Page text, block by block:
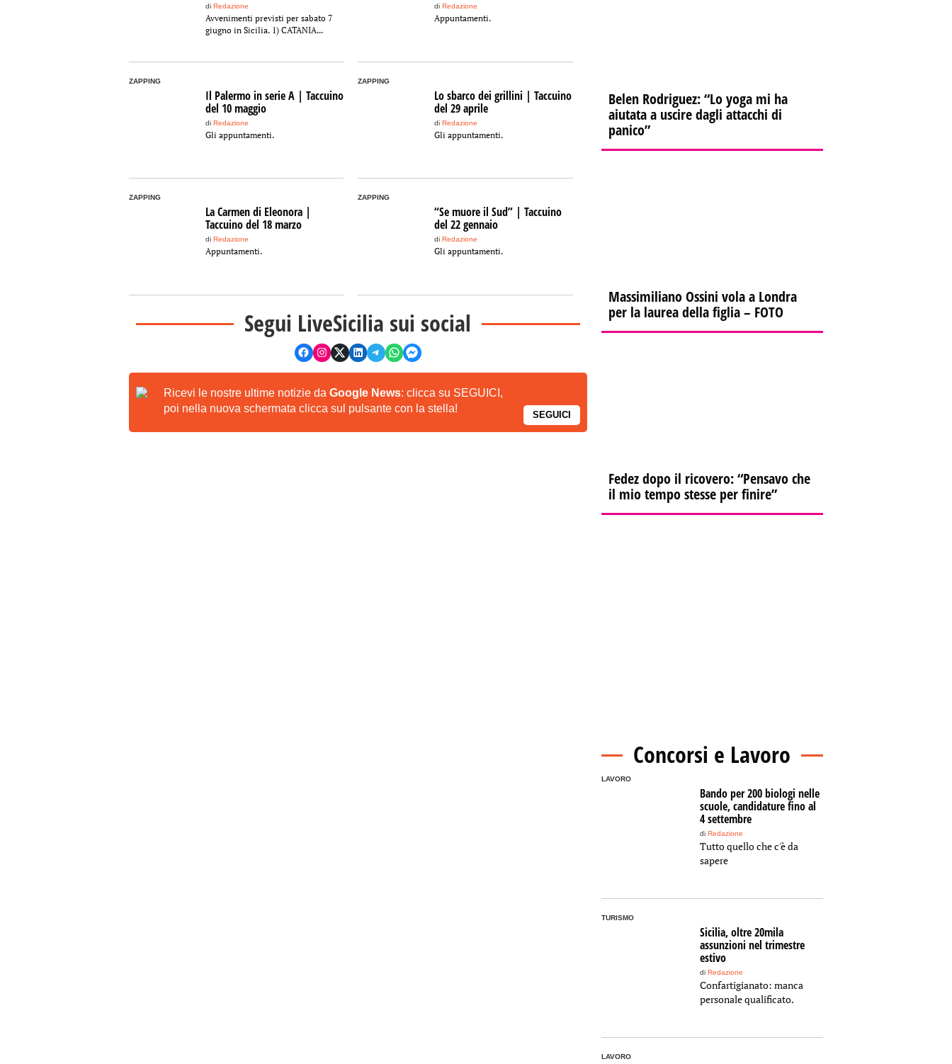
di Redazione
Avvenimenti previsti per sabato 7
giugno in Sicilia. 1) CATANIA...
diRedazione
Appuntamenti.
ZAPPING
Il Palermo in serie A | Taccuino
del 10 maggio
di Redazione
Gli appuntamenti.
ZAPPING
Lo sbarco dei grillini | Taccuino
del 29 aprile
diRedazione
Gli appuntamenti.
ZAPPING
La Carmen di Eleonora |
Taccuino del 18 marzo
di Redazione
Appuntamenti.
ZAPPING
“Se muore il Sud” | Taccuino
del 22 gennaio
diRedazione
Gli appuntamenti.
Segui LiveSicilia sui social
Ricevi le nostre ultime notizie da Google News: clicca su SEGUICI,
poi nella nuova schermata clicca sul pulsante con la stella!
SEGUICI
Belen Rodriguez: “Lo yoga mi ha
aiutata a uscire dagli attacchi di
panico”
Massimiliano Ossini vola a Londra
per la laurea della figlia – FOTO
Fedez dopo il ricovero: “Pensavo che
il mio tempo stesse per finire”
Concorsi e Lavoro
LAVORO
Bando per 200 biologi nelle
scuole, candidature fino al
4 settembre
di Redazione
Tutto quello che c'è da
sapere
TURISMO
Sicilia, oltre 20mila
assunzioni nel trimestre
estivo
di Redazione
Confartigianato: manca
personale qualificato.
LAVORO